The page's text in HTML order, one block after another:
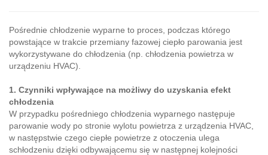
Pośrednie chłodzenie wyparne to proces, podczas którego
powstające w trakcie przemiany fazowej ciepło parowania jest
wykorzystywane do chłodzenia (np. chłodzenia powietrza w
urządzeniu HVAC).
1. Czynniki wpływające na możliwy do uzyskania efekt
chłodzenia
W przypadku pośredniego chłodzenia wyparnego następuje
parowanie wody po stronie wylotu powietrza z urządzenia HVAC,
w następstwie czego ciepłe powietrze z otoczenia ulega
schłodzeniu dzięki odbywającemu się w następnej kolejności